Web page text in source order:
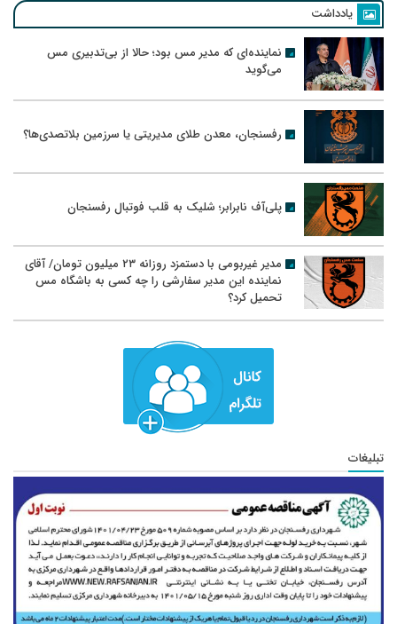
یادداشت
نماینده‌ای که مدیر مس بود؛ حالا از بی‌تدبیری مس
می‌گوید
رفسنجان، معدن طلای مدیریتی یا سرزمین بلاتصدی‌ها؟
پلی‌آف نابرابر؛ شلیک به قلب فوتبال رفسنجان
مدیر غیربومی با دستمزد روزانه ۲۳ میلیون تومان/ آقای
نماینده این مدیر سفارشی را چه کسی به باشگاه مس
تحمیل کرد؟
تبلیغات